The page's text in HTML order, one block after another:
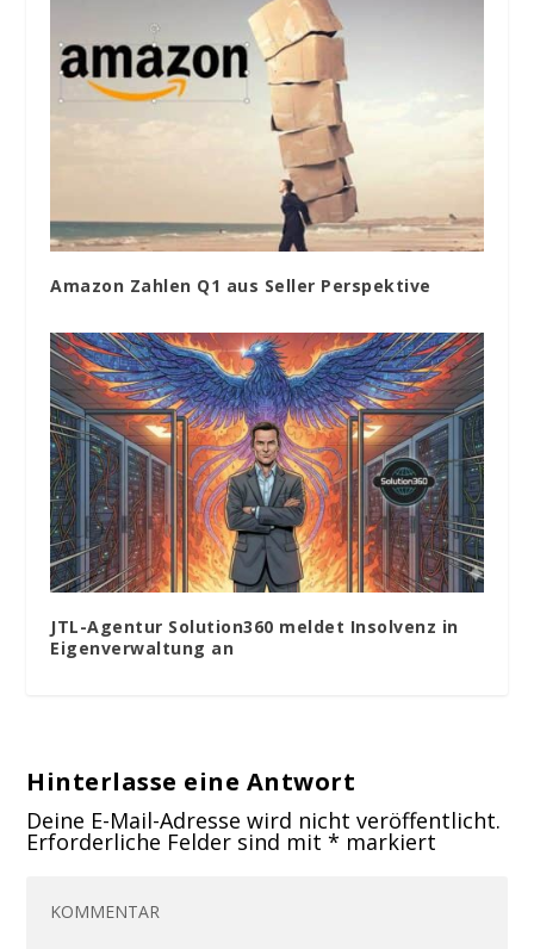
Amazon Zahlen Q1 aus Seller Perspektive
JTL-Agentur Solution360 meldet Insolvenz in
Eigenverwaltung an
Hinterlasse eine Antwort
Deine E-Mail-Adresse wird nicht veröffentlicht.
Erforderliche Felder sind mit* markiert